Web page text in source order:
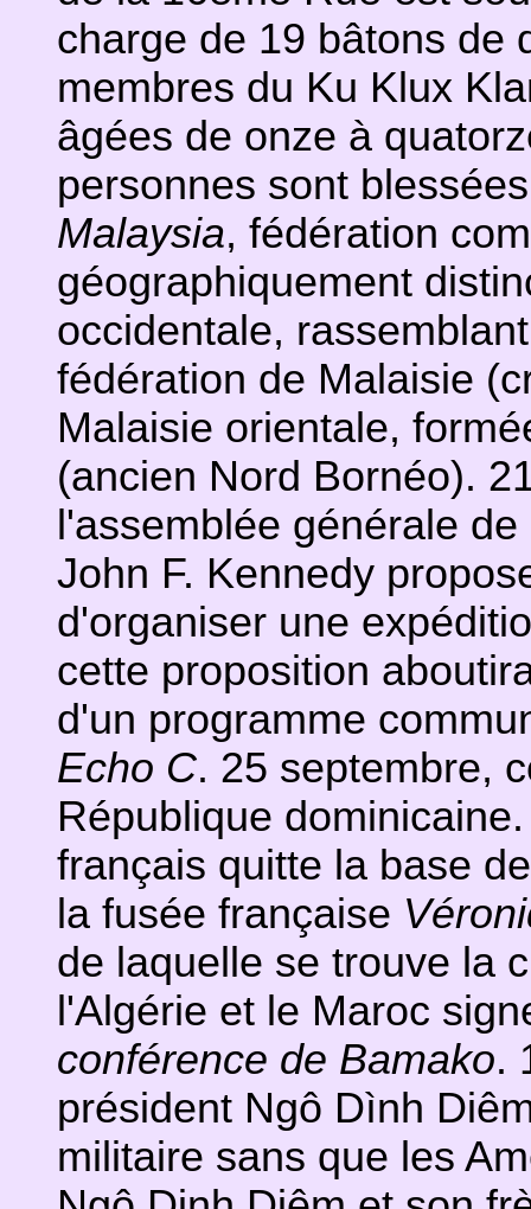
charge de 19 bâtons de
membres du Ku Klux
âgées de onze à
personnes sont
Malaysia, fédération
géographiquement
occidentale,
fédération de Malaisie
Malaisie orientale,
(ancien Nord Bornéo).
l'assemblée générale
John F. Kennedy
d'organiser une
cette proposition
d'un programme
Echo C. 25 septembre,
République
français quitte la base
la fusée française
de laquelle se trouve la
l'Algérie et le Maroc
conférence de Bamako.
président Ngô Dình
militaire sans que les